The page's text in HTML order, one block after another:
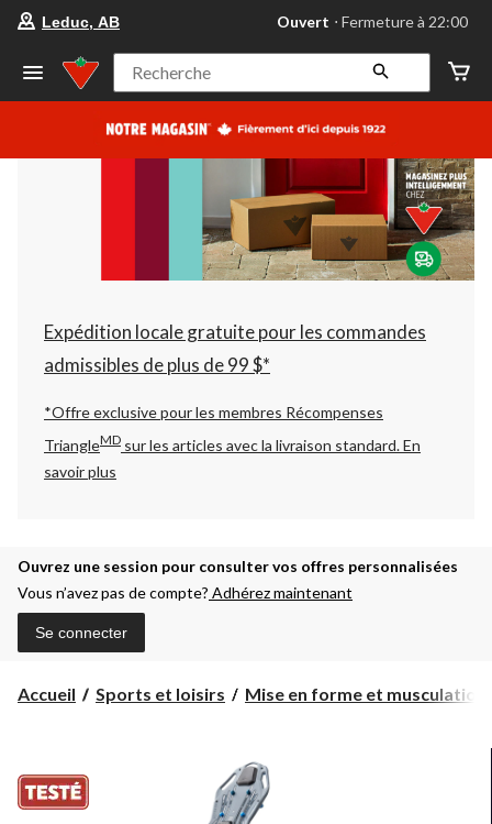
votre
préféré
Leduc,
AB,
courament
Fermeture
à
22:00
cliquer
pour
changer
Leduc, AB Ouvert ⋅ Fermeture à 22:00
Recherche
Expédition locale gratuite pour les commandes
admissibles de plus de 99 $*
*Offre exclusive pour les membres Récompenses
TriangleMD sur les articles avec la livraison standard.En
savoir plus
Ouvrez une session pour consulter vos offres personnalisées
Vous n’avez pas de compte? Adhérez maintenant
Se connecter
Accueil Sports et loisirs Mise en forme et musculation